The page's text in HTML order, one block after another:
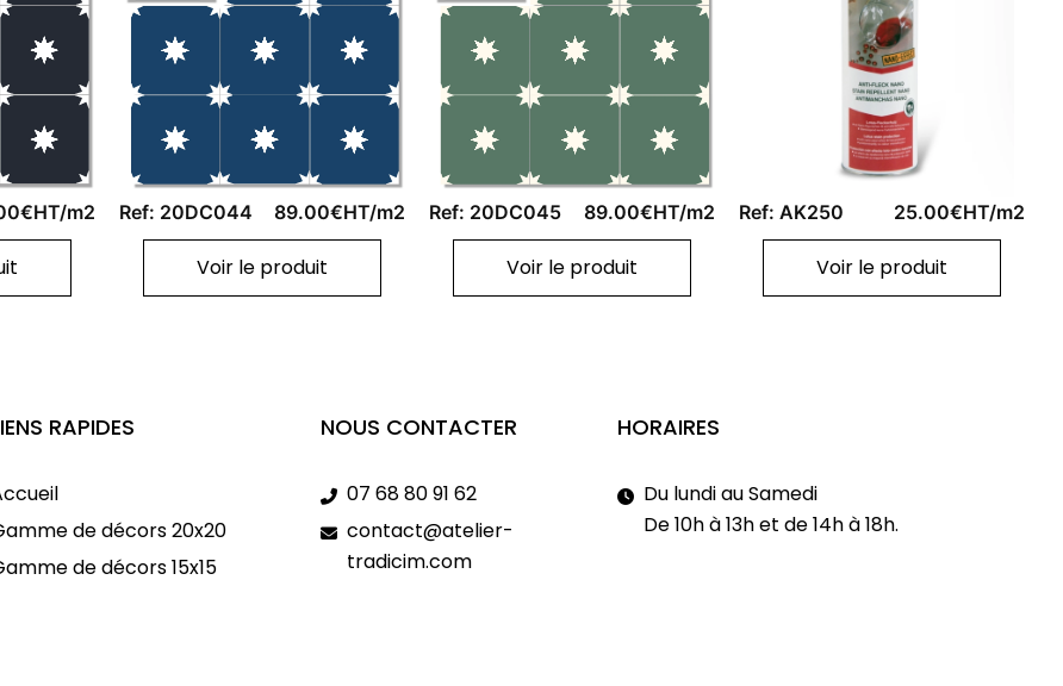
m2 Ref: 20DC044 89.00€HT/m2
Voir le produit
Ref: 20DC045 89.00€HT/m2
Voir le produit
Ref: AK250 25.00€HT/m2
Voir le produit
RAPIDES
de décors 20x20
de décors 15x15
NOUS CONTACTER
07 68 80 91 62
contact@atelier-
tradicim.com
HORAIRES
Du lundi au Samedi
De 10h à 13h et de 14h à 18h.